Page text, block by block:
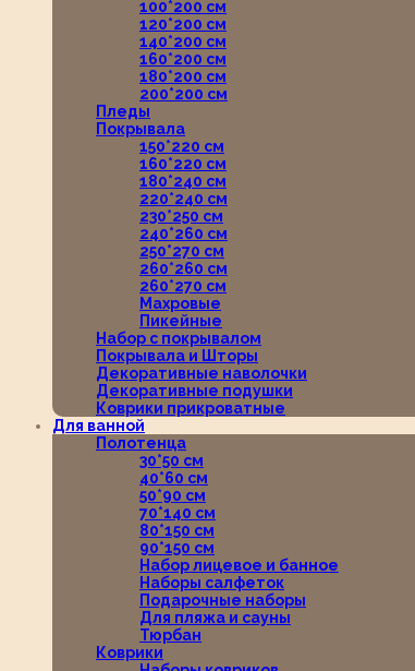
100*200 см
120*200 см
140*200 см
160*200 см
180*200 см
200*200 см
Пледы
Покрывала
150*220 см
160*220 см
180*240 см
220*240 см
230*250 см
240*260 см
250*270 см
260*260 см
260*270 см
Махровые
Пикейные
Набор с покрывалом
Покрывала и Шторы
Декоративные наволочки
Декоративные подушки
Коврики прикроватные
Для ванной
Полотенца
30*50 см
40*60 см
50*90 см
70*140 см
80*150 см
90*150 см
Набор лицевое и банное
Наборы салфеток
Подарочные наборы
Для пляжа и сауны
Тюрбан
Коврики